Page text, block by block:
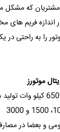
مشتریان که
اندازه فریم های
را به راحتی در
موتورز
و بعضا در